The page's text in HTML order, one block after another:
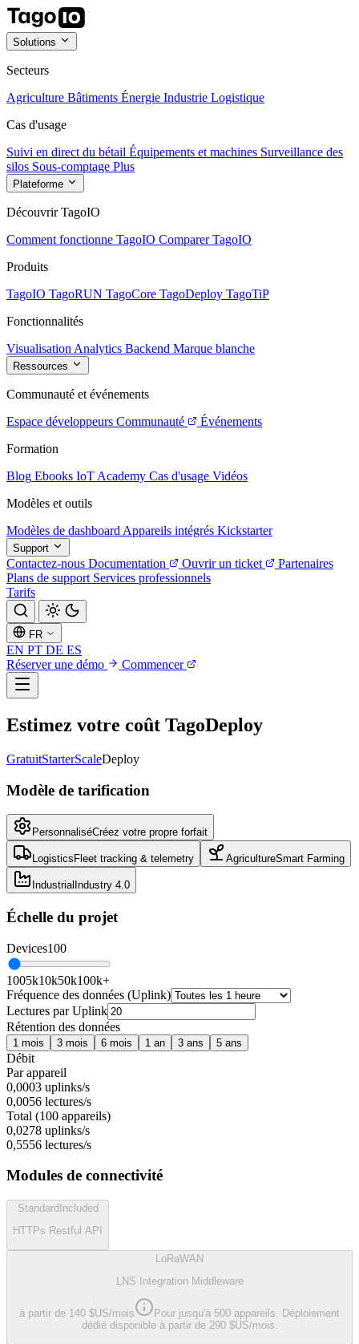
Solutions
Secteurs
Agriculture Bâtiments Énergie Industrie Logistique
Cas d'usage
Suivi en direct du bétail Équipements et machines Surveillance des
silos Sous-comptage Plus
Plateforme
Découvrir TagoIO
Comment fonctionne TagoIO Comparer TagoIO
Produits
TagoIO TagoRUN TagoCore TagoDeploy TagoTiP
Fonctionnalités
Visualisation Analytics Backend Marque blanche
Ressources
Communauté et événements
Espace développeurs Communauté
Événements
Formation
Blog Ebooks IoT Academy Cas d'usage Vidéos
Modèles et outils
Modèles de dashboard Appareils intégrés Kickstarter
Support
Contactez-nous Documentation Ouvrir un ticket
Partenaires
Plans de support Services professionnels
Tarifs
FR
EN PT DE ES
Réserver une démo
Commencer
Estimez votre coût TagoDeploy
GratuitStarterScaleDeploy
Modèle de tarification
PersonnaliséCréez votre propre forfait
Logistics Fleet tracking & telemetry AgricultureSmart Farming
Industrial Industry 4.0
Échelle du projet
Devices100
1005k10k50k100k+
Fréquence des données (Uplink)
Lectures par Uplink
Rétention des données
1 mois 3 mois 6 mois 1 an 3 ans 5 ans
Débit
Par appareil
0,0003 uplinks/s
0,0056 lectures/s
Total (100 appareils)
0,0278 uplinks/s
0,5556 lectures/s
Modules de connectivité
Standard Included
HTTPs Restful API
LoRaWAN
LNS Integration Middleware
à partir de 140 $US/mois
Pour jusqu'à 500 appareils. Déploiement
dédié disponible à partir de 290 $US/mois.